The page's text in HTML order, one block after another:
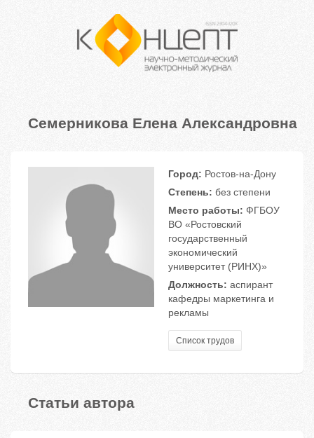
Семерникова Елена Александровна
Город: Ростов-на-Дону
Степень: без степени
Место работы: ФГБОУ
ВО «Ростовский
государственный
экономический
университет (РИНХ)»
Должность: аспирант
кафедры маркетинга и
рекламы
Список трудов
Статьи автора